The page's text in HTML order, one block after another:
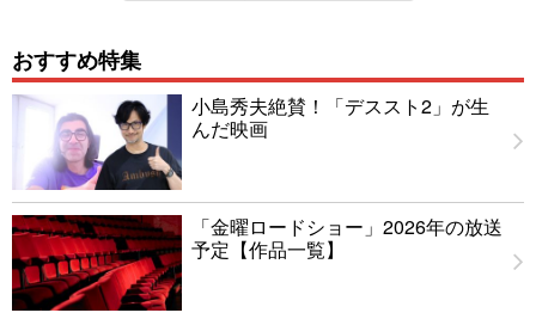
おすすめ特集
小島秀夫絶賛！「デススト2」が生
んだ映画
「金曜ロードショー」2026年の放送
予定【作品一覧】